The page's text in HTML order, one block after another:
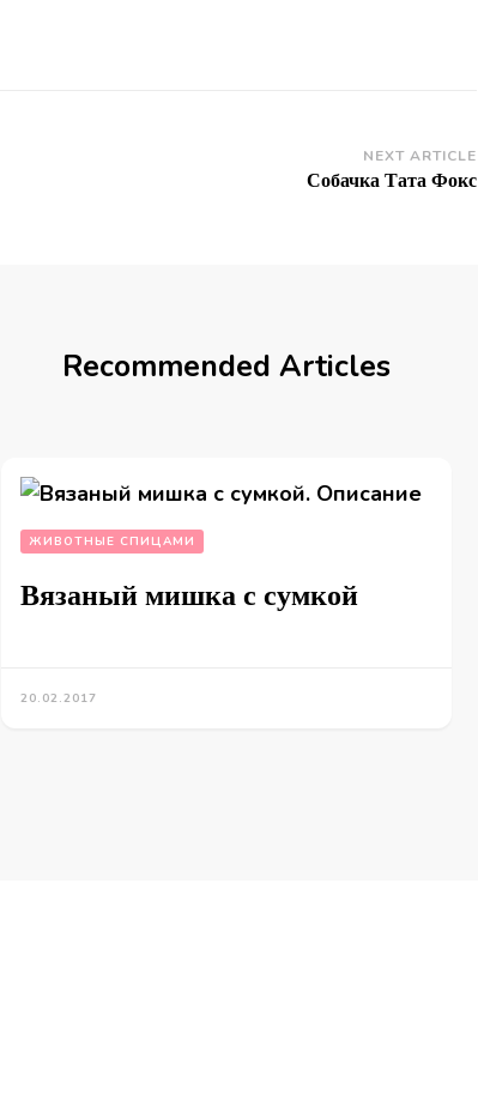
NEXT ARTICLE
Собачка Tата Фокс
Recommended Articles
ЖИВОТНЫЕ СПИЦАМИ
Вязаный мишка с сумкой
20.02.2017